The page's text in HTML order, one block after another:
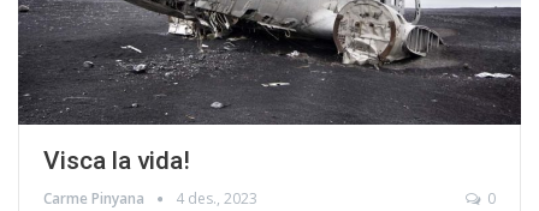
Visca la vida!
Carme Pinyana 4 des., 2023 0